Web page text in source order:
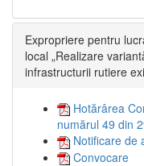
Expropriere pentru
local „Realizare
infrastructurii rutiere
Hotărârea
numărul 49 din
Notificare de
Convocare